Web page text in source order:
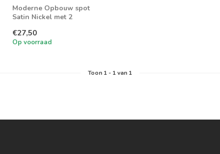
Moderne Opbouw spot
Satin Nickel met 2
€27,50
Op voorraad
Toon 1- 1van 1